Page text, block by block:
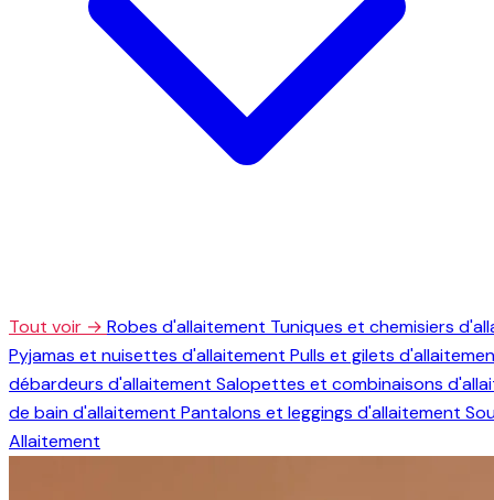
Tout voir → Robes d'allaitement Tuniques et chemisiers
Pyjamas et nuisettes d'allaitement Pulls et gilets
débardeurs d'allaitement Salopettes et combinaisons
de bain d'allaitement Pantalons et leggings d'allaitement
Allaitement